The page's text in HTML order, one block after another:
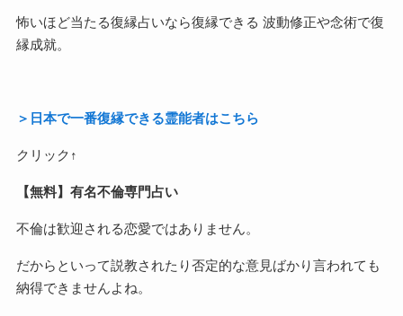
怖いほど当たる復縁占いなら復縁できる 波動修正や念術で復
縁成就。
＞日本で一番復縁できる霊能者はこちら
クリック↑
【無料】有名不倫専門占い
不倫は歓迎される恋愛ではありません。
だからといって説教されたり否定的な意見ばかり言われても
納得できませんよね。